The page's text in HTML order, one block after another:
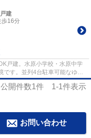
建
歩16分
戸建。水原小学校・水原中学
です。並列4台駐車可能なゆと
はも...
開件数1件 1-1件表示
お問い合わせ